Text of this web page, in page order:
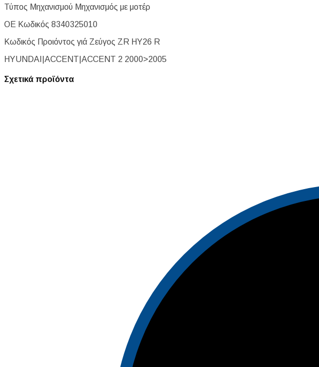
Τύπος Μηχανισμού Μηχανισμός με μοτέρ
ΟΕ Κωδικός 8340325010
Κωδικός Προιόντος γιά Ζεύγος ZR HY26 R
HYUNDAI|ACCENT|ACCENT 2 2000>2005
Σχετικά προϊόντα